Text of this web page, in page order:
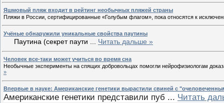
Яшмовый пляж входит в рейтинг необычных пляжей страны
Пляжи в России, сертифицированные «Голубым флагом», пока относятся к
Учёные обнаружили уникальные свойства паутины
Паутина (секрет паути Читать дальше »
Человек все-таки может учиться во время сна
Необычные эксперименты на спящих добровольцах помогли нейрофизиологам
»
Впервые в науке: Американские генетики вырастили свиней с
Американские генетики представили пуб ... Читать